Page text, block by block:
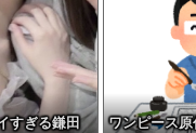
すぎる鎌田
ワンピース